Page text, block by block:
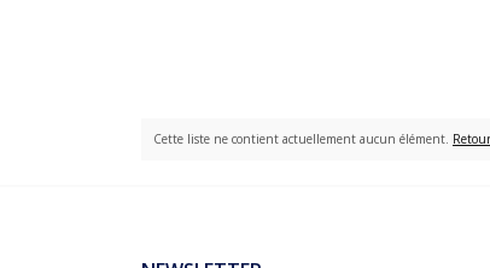
Cette liste ne contient actuellement aucun élément.